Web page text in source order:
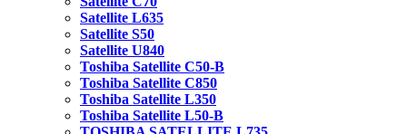
Satellite L635
Satellite S50
Satellite U840
Toshiba Satellite C50-B
Toshiba Satellite C850
Toshiba Satellite L350
Toshiba Satellite L50-B